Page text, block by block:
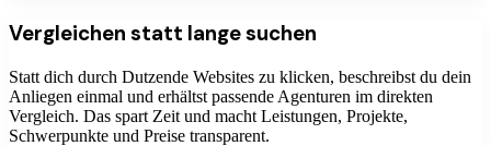
Vergleichen statt lange suchen
Statt dich durch Dutzende Websites zu klicken, beschreibst du dein
Anliegen einmal und erhältst passende Agenturen im direkten
Vergleich. Das spart Zeit und macht Leistungen, Projekte,
Schwerpunkte und Preise transparent.